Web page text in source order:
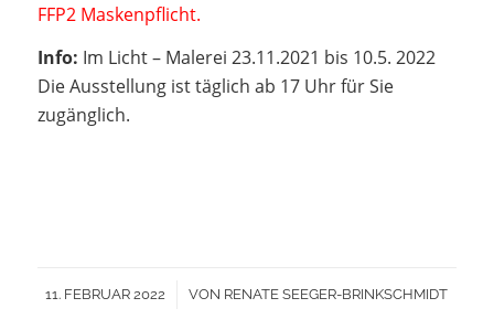
FFP2 Maskenpflicht.
Info: Im Licht – Malerei 23.11.2021 bis 10.5. 2022
Die Ausstellung ist täglich ab 17 Uhr für Sie
zugänglich.
11. FEBRUAR 2022
/ VON RENATE SEEGER-BRINKSCHMIDT